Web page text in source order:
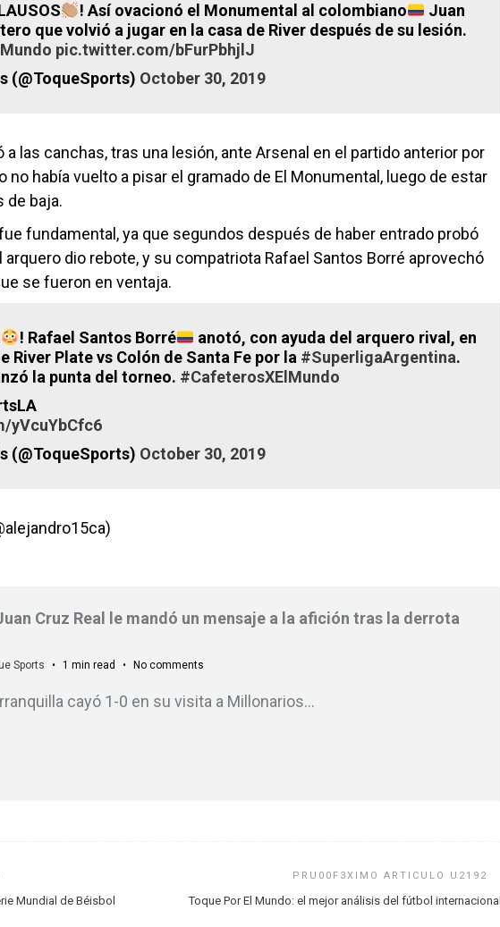
! Así ovacionó el Monumental al colombiano
Juan
que volvió a jugar en la casa de River después de su lesión.
pic.twitter.com/bFurPbhjlJ
(@ToqueSports) October 30, 2019
a las canchas, tras una lesión, ante Arsenal en el partido anterior por
no había vuelto a pisar el gramado de El Monumental, luego de estar
de baja.
fundamental, ya que segundos después de haber entrado probó
arquero dio rebote, y su compatriota Rafael Santos Borré aprovechó
se fueron en ventaja.
! Rafael Santos Borré
anotó, con ayuda del arquero rival, en
River Plate vs Colón de Santa Fe por la #SuperligaArgentina.
la punta del torneo. #CafeterosXElMundo
yVcuYbCfc6
(@ToqueSports) October 30, 2019
Cruz Real le mandó un mensaje a la afición tras la derrota
Sports 1 min read No comments
cayó 1-0 en su visita a Millonarios…
Mundial de Béisbol Toque Por El Mundo: el mejor análisis del fútbol internacional